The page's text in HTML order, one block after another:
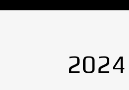
2024